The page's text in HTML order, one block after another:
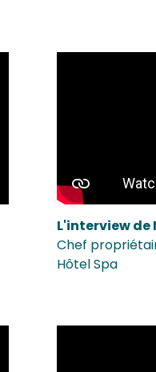
L'interview de
Chef
Hôtel Spa